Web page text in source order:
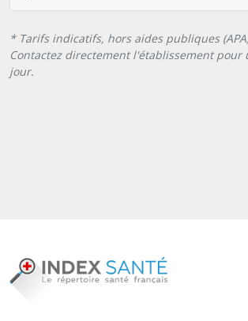
* Tarifs indicatifs, hors aides publiques (APA,
Contactez directement l'établissement pour
jour.